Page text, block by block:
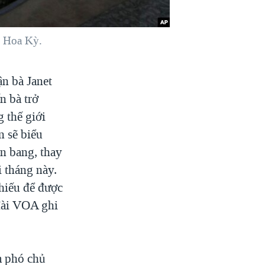
Hoa Kỳ.
bà Janet
bà trở
thế giới
sẽ biểu
bang, thay
này.
để được
VOA ghi
phó chủ